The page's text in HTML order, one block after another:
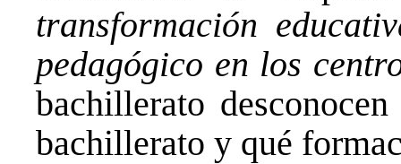
transformación
pedagógico en los
bachillerato
bachillerato y qué